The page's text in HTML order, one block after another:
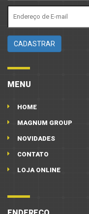
MENU
HOME
MAGNUM GROUP
NOVIDADES
CONTATO
LOJA ONLINE